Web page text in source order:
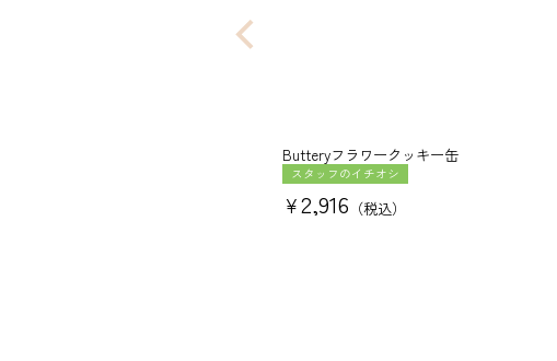
Butteryフラワークッキー缶
スタッフのイチオシ
¥2,916 税込